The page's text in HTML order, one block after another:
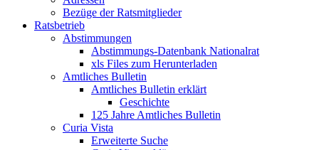
Bezüge der Ratsmitglieder
Ratsbetrieb
Abstimmungen
Abstimmungs-Datenbank Nationalrat
xls Files zum Herunterladen
Amtliches Bulletin
Amtliches Bulletin erklärt
Geschichte
125 Jahre Amtliches Bulletin
Curia Vista
Erweiterte Suche